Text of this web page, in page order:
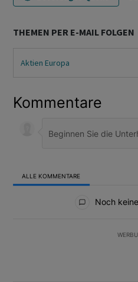
THEMEN PER E-MAIL FOLGEN
Aktien Europa
Kommentare
ALLE KOMMENTARE
Noch